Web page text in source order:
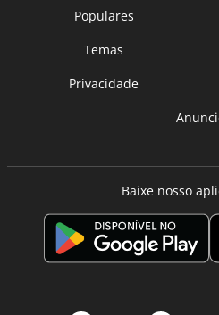
Populares
Temas
Privacidade
Baixe nosso